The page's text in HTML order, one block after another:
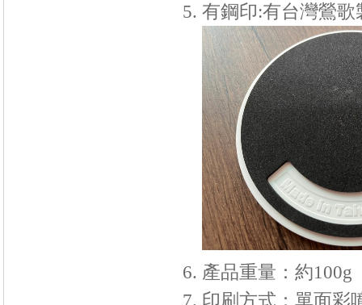
有鋼印:有台灣鶯歌
產品重量：約100g
印刷方式：單面彩